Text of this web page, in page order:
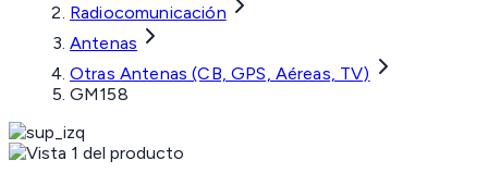
Radiocomunicación
Antenas
Otras Antenas (CB, GPS, Aéreas, TV)
GM158